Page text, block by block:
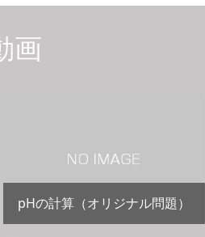
画
pHの計算（オリジナル問題）